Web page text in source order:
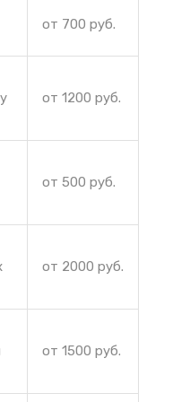
от 700 руб.
от 1200 руб.
от 500 руб.
от 2000 руб.
от 1500 руб.